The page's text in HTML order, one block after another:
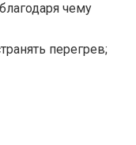
чему
перегрев;